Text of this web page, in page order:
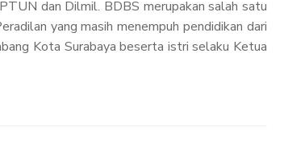
dan Dilmil. BDBS merupakan salah satu
yang masih menempuh pendidikan dari
Kota Surabaya beserta istri selaku Ketua